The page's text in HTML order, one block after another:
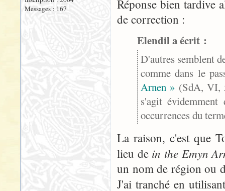
Messages : 167
Réponse bien tardive
de correction :
Elendil a écrit :
D'autres semblent
comme dans le
Arnen » (SdA,
s'agit
occurrences du
La raison, c'est que
lieu de in the Emyn
un nom de région ou
J'ai tranché en